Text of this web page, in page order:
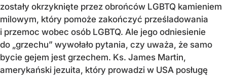
zostały okrzyknięte przez obrońców LGBTQ kamieniem
milowym, który pomoże zakończyć prześladowania
i przemoc wobec osób LGBTQ. Ale jego odniesienie
do „grzechu” wywołało pytania, czy uważa, że samo
bycie gejem jest grzechem. Ks. James Martin,
amerykański jezuita, który prowadzi w USA posługę